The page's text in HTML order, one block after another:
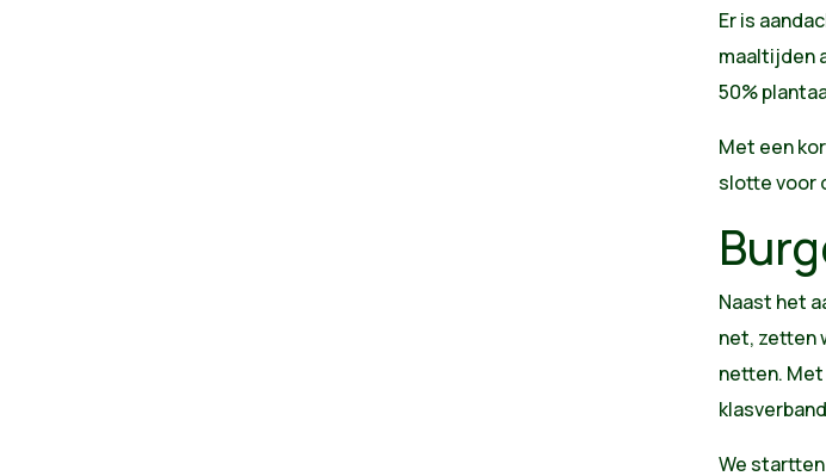
Er is
maaltijden
50%
Met een
slotte voor
Naast het
net, zetten
netten.
We